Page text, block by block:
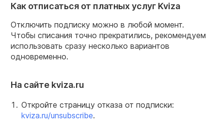
Как отписаться от платных услуг Kviza
Отключить подписку можно в любой момент.
Чтобы списания точно прекратились, рекомендуем
использовать сразу несколько вариантов
одновременно.
На сайте kviza.ru
Откройте страницу отказа от подписки:
kviza.ru/unsubscribe.